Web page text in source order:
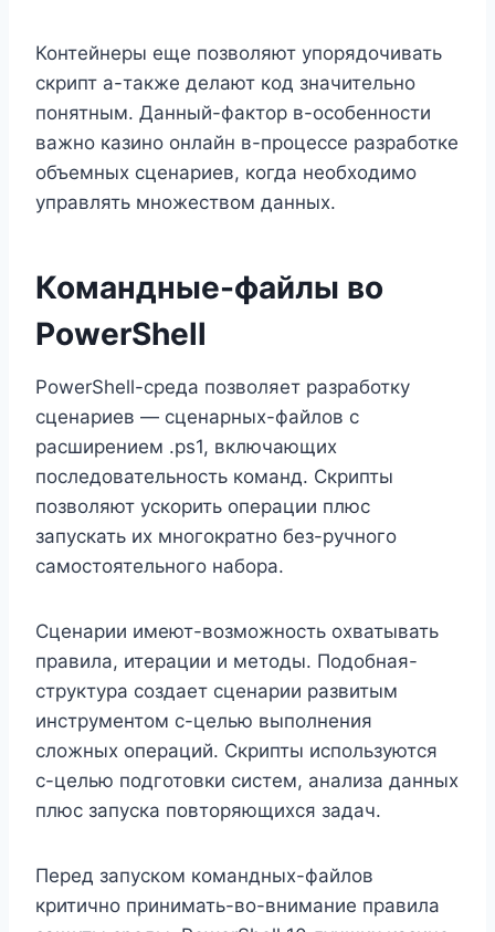
Контейнеры еще позволяют упорядочивать
скрипт а-также делают код значительно
понятным. Данный-фактор в-особенности
важно казино онлайн в-процессе разработке
объемных сценариев, когда необходимо
управлять множеством данных.
Командные-файлы во
PowerShell
PowerShell-среда позволяет разработку
сценариев — сценарных-файлов с
расширением .ps1, включающих
последовательность команд. Скрипты
позволяют ускорить операции плюс
запускать их многократно без-ручного
самостоятельного набора.
Сценарии имеют-возможность охватывать
правила, итерации и методы. Подобная-
структура создает сценарии развитым
инструментом с-целью выполнения
сложных операций. Скрипты используются
с-целью подготовки систем, анализа данных
плюс запуска повторяющихся задач.
Перед запуском командных-файлов
критично принимать-во-внимание правила